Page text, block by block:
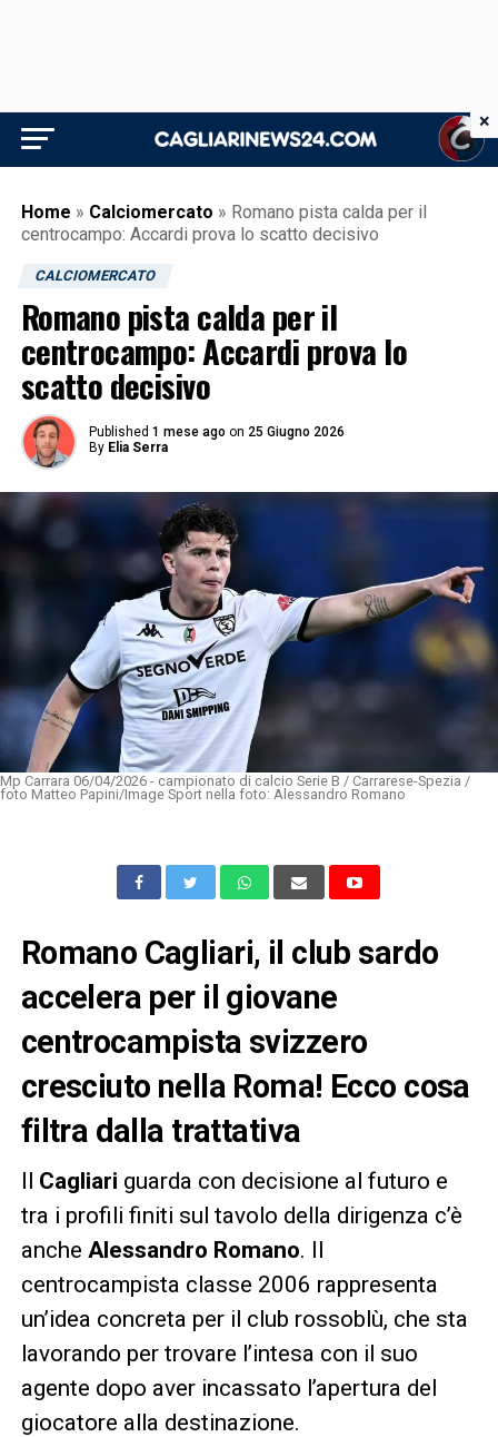
Home » Calciomercato » Romano pista calda per il
centrocampo: Accardi prova lo scatto decisivo
CALCIOMERCATO
Romano pista calda per il
centrocampo: Accardi prova lo
scatto decisivo
Published 1 mese ago on 25 Giugno 2026
By Elia Serra
Mp Carrara 06/04/2026 - campionato di calcio Serie B / Carrarese-Spezia /
foto Matteo Papini/Image Sport nella foto: Alessandro Romano
Romano Cagliari, il club sardo
accelera per il giovane
centrocampista svizzero
cresciuto nella Roma! Ecco cosa
filtra dalla trattativa
Il Cagliari guarda con decisione al futuro e
tra i profili finiti sul tavolo della dirigenza c’è
anche Alessandro Romano. Il
centrocampista classe 2006 rappresenta
un’idea concreta per il club rossoblù, che sta
lavorando per trovare l’intesa con il suo
agente dopo aver incassato l’apertura del
giocatore alla destinazione.
×